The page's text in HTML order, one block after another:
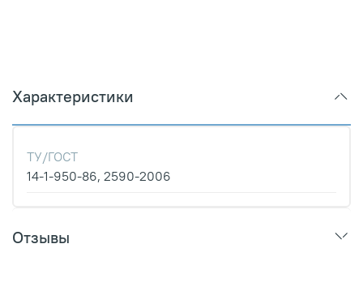
Характеристики
ТУ/ГОСТ
14-1-950-86, 2590-2006
Отзывы